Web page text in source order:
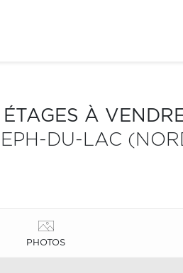
À
DU-LAC
PHOTOS